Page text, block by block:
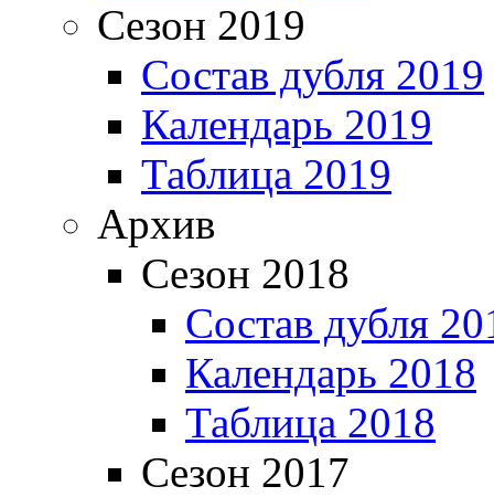
Сезон 2019
Состав дубля 2019
Календарь 2019
Таблица 2019
Архив
Сезон 2018
Состав дубля
Календарь 2018
Таблица 2018
Сезон 2017